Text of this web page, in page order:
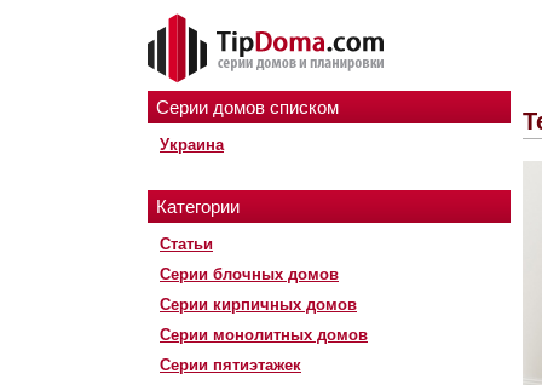
Серии домов списком
Украина
Категории
Статьи
Серии блочных домов
Серии кирпичных домов
Серии монолитных домов
Серии пятиэтажек